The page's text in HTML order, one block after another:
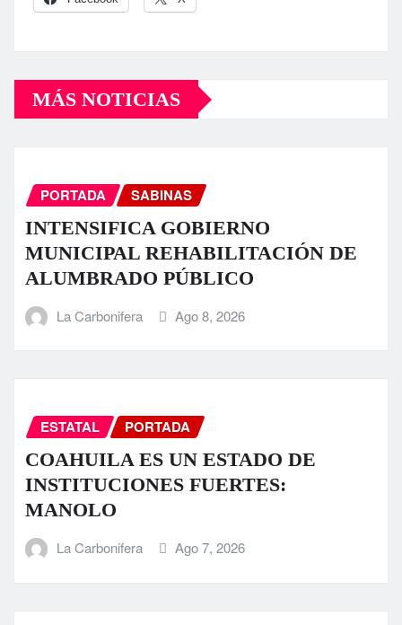
MÁS NOTICIAS
PORTADA SABINAS
INTENSIFICA GOBIERNO
MUNICIPAL REHABILITACIÓN DE
ALUMBRADO PÚBLICO
La Carbonifera Ago 8, 2026
ESTATAL PORTADA
COAHUILA ES UN ESTADO DE
INSTITUCIONES FUERTES:
MANOLO
La Carbonifera Ago 7, 2026